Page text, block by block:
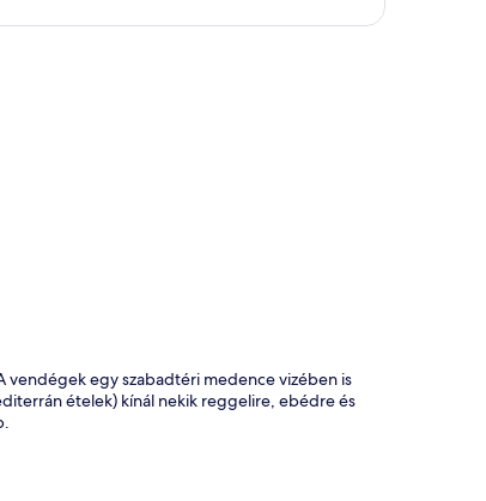
vendégek egy szabadtéri medence vizében is
ételek) kínál nekik reggelire, ebédre és